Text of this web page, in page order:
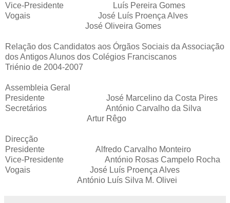
Vice-Presidente Luís Pereira Gomes
Vogais José Luís Proença Alves
José Oliveira Gomes
Relação dos Candidatos aos Órgãos Sociais da Associação
dos Antigos Alunos dos Colégios Franciscanos
Triénio de 2004-2007
Assembleia Geral
Presidente José Marcelino da Costa Pires
Secretários António Carvalho da Silva
Artur Rêgo
Direcção
Presidente Alfredo Carvalho Monteiro
Vice-Presidente António Rosas Campelo Rocha
Vogais José Luís Proença Alves
António Luís Silva M. Olivei